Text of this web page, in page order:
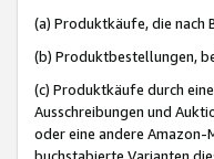
(a) Produktkäufe, die nach
(b) Produktbestellungen,
(c) Produktkäufe durch
Ausschreibungen und
oder eine andere Amazon-
buchstabierte Varianten